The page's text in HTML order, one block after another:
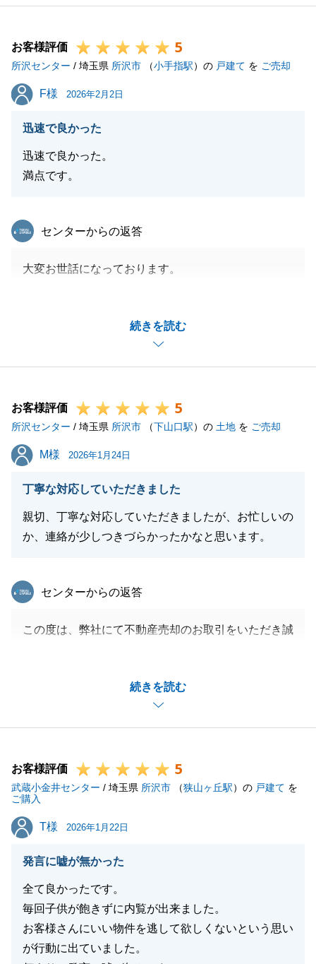
所沢センターの無料の法律相談会に参加いただき、弁
なりました。
道路との高低差があり、解体・建築に費用がかかる土
地でしたが、良い条件で買い手が見つかり成約になり
ました。
お引渡しの時に喜んでいただき、私も嬉しい気持ちに
また、不動産に関する事のご相談がありましたら、是
非お声をかけていただけたらと思います。ご利用有難
閉じる
お客様評価 5
所沢センター / 埼玉県 所沢市 （小手指駅）の 戸建て を ご売却
F様
F様 2026年2月2日
迅速で良かった
迅速で良かった。
満点です。
続きを読む
東急リバブル
センターからの返答
大変お世話になっております。
F様のお力添えのおかげで、無事お引渡しまで完了す
また何か不動産に関するお困りのことがございました
引き続き、よろしくお願いいたします。
お客様評価 5
所沢センター / 埼玉県 所沢市 （下山口駅）の 土地 を ご売却
M様
M様 2026年1月24日
丁寧な対応していただきました
親切、丁寧な対応していただきましたが、お忙しいの
か、連絡が少しつきづらかったかなと思います。
続きを読む
東急リバブル
センターからの返答
この度は、弊社にて不動産売却のお取引をいただき誠
また、連絡が行き違いになることがあり大変申し訳御
座いませんでした。今後改善して参ります。
今後とも何卒宜しくお願い申し上げます。
閉じる
お客様評価 5
武蔵小金井センター / 埼玉県 所沢市 （狭山ヶ丘駅）の 戸建て を
ご購入
T様
T様 2026年1月22日
発言に嘘が無かった
全て良かったです。
毎回子供が飽きずに内覧が出来ました。
お客様さんにいい物件を逃して欲しくないという思い
が行動に出ていました。